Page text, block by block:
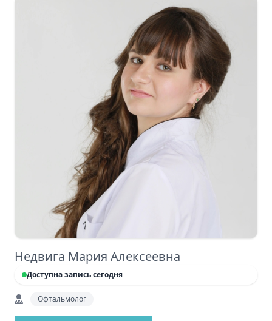
Недвига Мария Алексеевна
Доступна запись сегодня
Офтальмолог